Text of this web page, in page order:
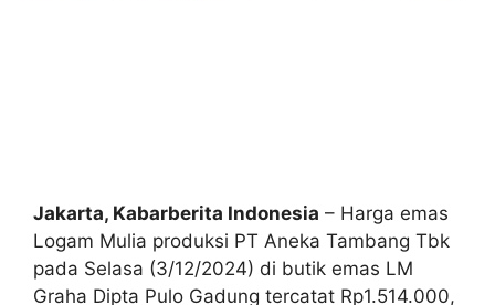
Jakarta, Kabarberita Indonesia – Harga emas
Logam Mulia produksi PT Aneka Tambang Tbk
pada Selasa (3/12/2024) di butik emas LM
Graha Dipta Pulo Gadung tercatat Rp1.514.000,